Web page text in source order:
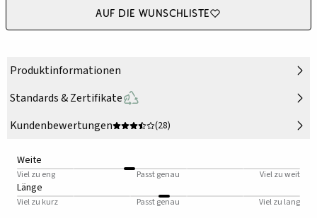
Auf die Wunschliste
Produktinformationen
Standards & Zertifikate
Kundenbewertungen
(28)
Weite
Viel zu eng Passt genau Viel zu weit
Länge
Viel zu kurz Passt genau Viel zu lang